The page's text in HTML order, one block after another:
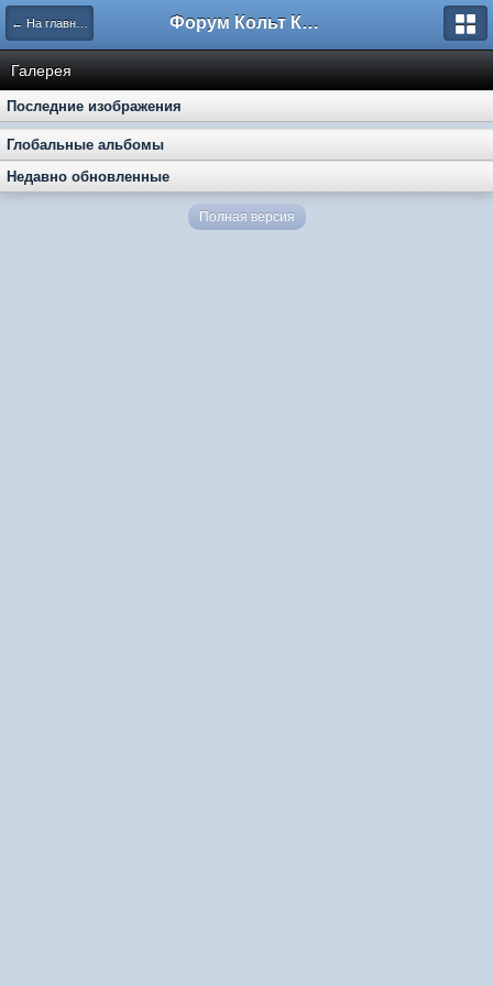
← На главную Форум Кольт Клуб
Галерея
Последние изображения
Глобальные альбомы
Недавно обновленные
Полная версия